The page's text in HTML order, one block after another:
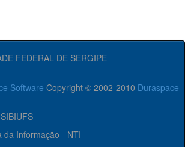
FEDERAL DE SERGIPE
Software Copyright © 2002-2010 Duraspace
da Informação - NTI